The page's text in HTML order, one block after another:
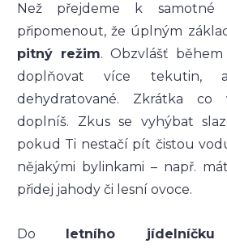
Než přejdeme k samotné
připomenout, že úplným
pitný režim. Obzvlášť
doplňovat více tekutin,
dehydratované. Zkrátka co
doplníš. Zkus se vyhýbat
pokud Ti nestačí pít čistou
nějakými bylinkami – např.
přidej jahody či lesní ovoce.
Do letního jídelníčku